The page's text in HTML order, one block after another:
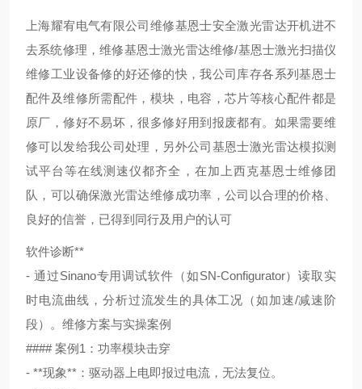
上海耀宥电气有限公司维修基恩士安全激光雷达开机进不
去系统修理，维修基恩士激光雷达维修/基恩士激光扫描仪
维修工业设备修的好还修的快，我公司库存各系列基恩士
配件及维修所需配件，模块，电容，芯片等核心配件都是
原厂，修好不易坏，很多修好用到报废都有。如果需要维
修可以发给我公司处理，另外公司基恩士激光雷达模拟测
试平台等在线测速仪都齐全，在加上西克基恩士维修团
队，可以确保激光雷达维修成功率，公司以合理的价格、
良好的信誉，已得到同行及用户的认可
软件诊断**
- 通过Sinano专用调试软件（如SN-Configurator）读取实
时电流曲线，分析过流发生的具体工况（如加速/减速阶
段）。 维修方案与实操案例
#### 案例1：功率模块击穿
- **现象**：驱动器上电即报过电流，无法复位。